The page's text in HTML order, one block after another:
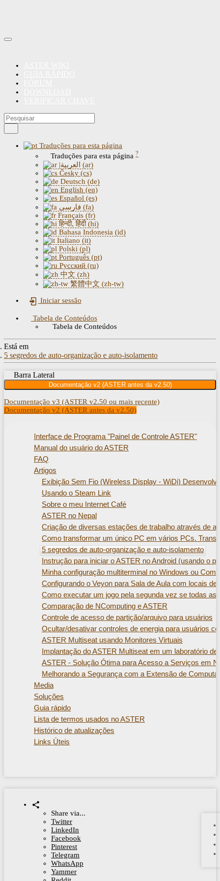
Traduções para esta página
Traduções para esta página ?
|العربية (ar)
Česky (cs)
Deutsch (de)
English (en)
Español (es)
فارسی (fa)
Français (fr)
हिन्दी, हिंदी (hi)
Bahasa Indonesia (id)
Italiano (it)
Polski (pl)
Português (pt)
Русский (ru)
中文 (zh)
繁體中文 (zh-tw)
Iniciar sessão
Tabela de Conteúdos
Tabela de Conteúdos
Está em
5 segredos de auto-organização e auto-isolamento
Barra Lateral
Documentação v2 (ASTER antes da v2.50)
Documentação v3 (ASTER v2.50 ou mais recente)
Documentação v2 (ASTER antes da v2.50)
Interface de Programa "Painel de Controle ASTER"
Manual do usuário do ASTER
FAQ
Artigos
Exibição Sem Fio (Wireless Display - WiDi)
Usando o Steam Link
Sobre o meu Internet Café
ASTER no Nepal
Criação de diversas estações de trabalho através de
Como transformar um único PC em vários PCs.
5 segredos de auto-organização e auto-isolamento
Instrução para iniciar o ASTER no Android (usando o
Minha configuração multiterminal no Windows ou
Configurando o Veyon para Sala de Aula com locais de
Como executar um jogo pela segunda vez se todas
Comparação de NComputing e ASTER
Controle de acesso de partição/arquivo para usuários
Ocultar/desativar controles de energia para usuários
ASTER Multiseat usando Monitores Virtuais
Implantação do ASTER Multiseat em um laboratório
ASTER - Solução Ótima para Acesso a Serviços em
Melhorando a Segurança com a Extensão de
Media
Soluções
Guia rápido
Lista de termos usados ​​no ASTER
Histórico de atualizações
Links Úteis
Share via...
Twitter
LinkedIn
Facebook
Pinterest
Telegram
WhatsApp
Yammer